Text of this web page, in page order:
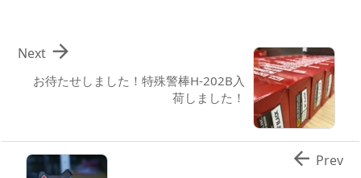
お待たせしました！特殊警棒H-202B入
荷しました！

Next
 Prev